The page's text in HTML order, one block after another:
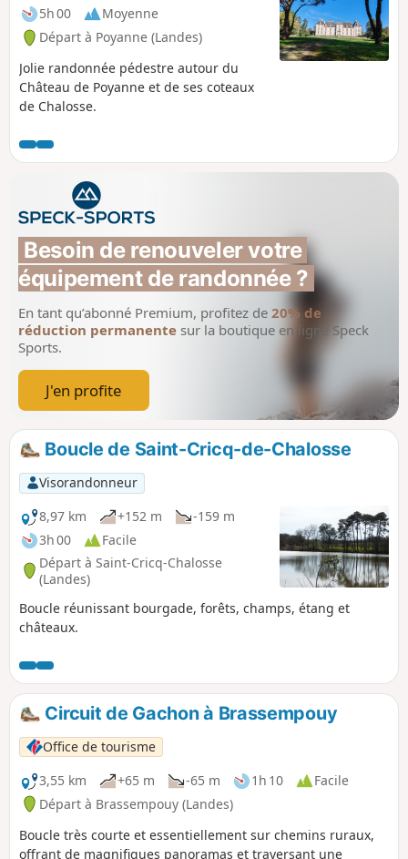
5h 00
Moyenne
Départ à Poyanne (Landes)
Jolie randonnée pédestre autour du
Château de Poyanne et de ses coteaux
de Chalosse.
Besoin de renouveler votre
équipement de randonnée ?
En tant qu’abonné Premium, profitez de 20% de
réduction permanente sur la boutique en ligne Speck
Sports.
J'en profite
Boucle de Saint-Cricq-de-Chalosse
Visorandonneur
8,97 km
+152 m
-159 m
3h 00
Facile
Départ à Saint-Cricq-Chalosse
(Landes)
Boucle réunissant bourgade, forêts, champs, étang et
châteaux.
Circuit de Gachon à Brassempouy
Office de tourisme
3,55 km
+65 m -65 m 1h 10
Facile
Départ à Brassempouy (Landes)
Boucle très courte et essentiellement sur chemins ruraux,
offrant de magnifiques panoramas et traversant une